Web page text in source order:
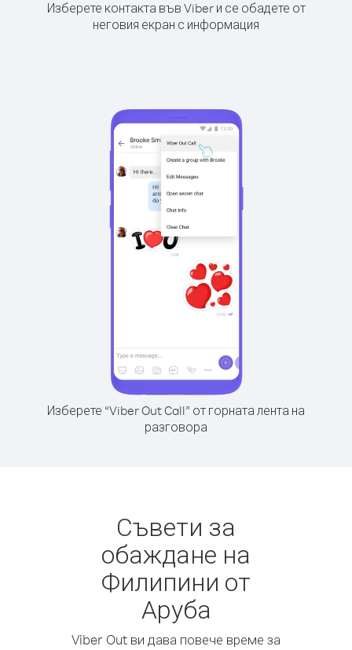
Изберете контакта във Viber и се обадете от
неговия екран с информация
Изберете “Viber Out Call” от горната лента на
разговора
Съвети за
обаждане на
Филипини от
Аруба
Viber Out ви дава повече време за